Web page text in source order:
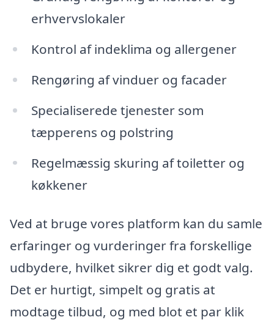
erhvervslokaler
Kontrol af indeklima og allergener
Rengøring af vinduer og facader
Specialiserede tjenester som
tæpperens og polstring
Regelmæssig skuring af toiletter og
køkkener
Ved at bruge vores platform kan du samle
erfaringer og vurderinger fra forskellige
udbydere, hvilket sikrer dig et godt valg.
Det er hurtigt, simpelt og gratis at
modtage tilbud, og med blot et par klik